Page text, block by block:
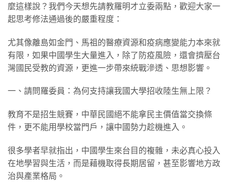
麼這樣說？我們今天想先請教羅明才立委兩點，歡迎大家一
起思考修法通過後的嚴重程度：
尤其像離島如金門、馬祖的醫療資源和疫病應變能力本來就
有限，如果中國學生大量進入，除了防疫風險，還會擠壓台
灣國民受教的資源，更進一步帶來統戰滲透、思想影響。
​一、請問羅委員：為何支持讓我國大學招收陸生無上限？
​教育不是招生競賽，中華民國絕不能拿民主價值當交換條
件，更不能用學校當門戶，讓中國勢力趁機進入。
​很多學者早就指出，中國學生來台目的複雜，未必真心投入
在地學習與生活，而是藉機取得長期居留，甚至影響地方政
治與產業格局。